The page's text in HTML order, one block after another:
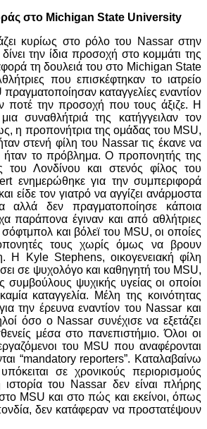
στο Michigan State University
κυρίως στο ρόλο του Nassar στην
την ίδια προσοχή στο κομμάτι της
τη δουλειά του στο Michigan State
που επισκέφτηκαν το ιατρείο
καταγγελίες εναντίον
ποτέ την προσοχή που τους άξιζε. Η
συναθλήτριά της κατήγγειλαν τον
η προπονήτρια της ομάδας του MSU,
στενή φίλη του Nassar τις έκανε να
ήταν το πρόβλημα. Ο προπονητής της
του Λονδίνου και στενός φίλος του
ενημερώθηκε για την συμπεριφορά
είδε τον γιατρό να αγγίζει ανάρμοστα
αλλά δεν πραγματοποίησε κάποια
παράπονα έγιναν και από αθλήτριες
και βόλεϊ του MSU, οι οποίες
τους χωρίς όμως να βρουν
Η Kyle Stephens, οικογενειακή φίλη
σε ψυχολόγο και καθηγητή του MSU,
συμβούλους ψυχικής υγείας οι οποίοι
καταγγελία. Μέλη της κοινότητας
την έρευνα εναντίον του Nassar και
όσο ο Nassar συνέχισε να εξετάζει
μέσα στο πανεπιστήμιο. Όλοι οι
του MSU που αναφέρονται
“mandatory reporters”. Καταλαβαίνω
σε χρονικούς περιορισμούς
του Nassar δεν είναι πλήρης
MSU και στο πώς και εκείνοι, όπως
δεν κατάφεραν να προστατέψουν